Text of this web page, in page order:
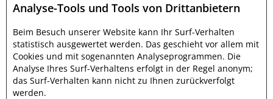
Analyse-Tools und Tools von Drittanbietern
Beim Besuch unserer Website kann Ihr Surf-Verhalten
statistisch ausgewertet werden. Das geschieht vor allem mit
Cookies und mit sogenannten Analyseprogrammen. Die
Analyse Ihres Surf-Verhaltens erfolgt in der Regel anonym;
das Surf-Verhalten kann nicht zu Ihnen zurückverfolgt
werden.